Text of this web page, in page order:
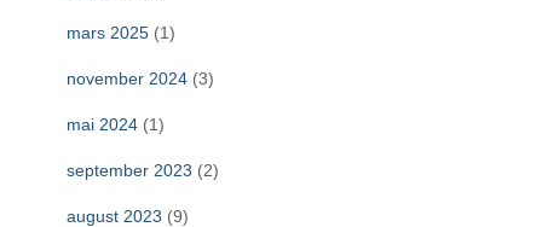
mars 2025 (1)
november 2024 (3)
mai 2024 (1)
september 2023 (2)
august 2023 (9)